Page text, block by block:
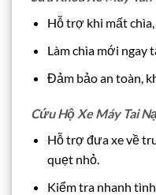
Hỗ trợ khi mất chìa,
Làm chìa mới ngay
Đảm bảo an toàn,
Cứu Hộ Xe Máy Tai
Hỗ trợ đưa xe về
quẹt nhỏ.
Kiểm tra nhanh